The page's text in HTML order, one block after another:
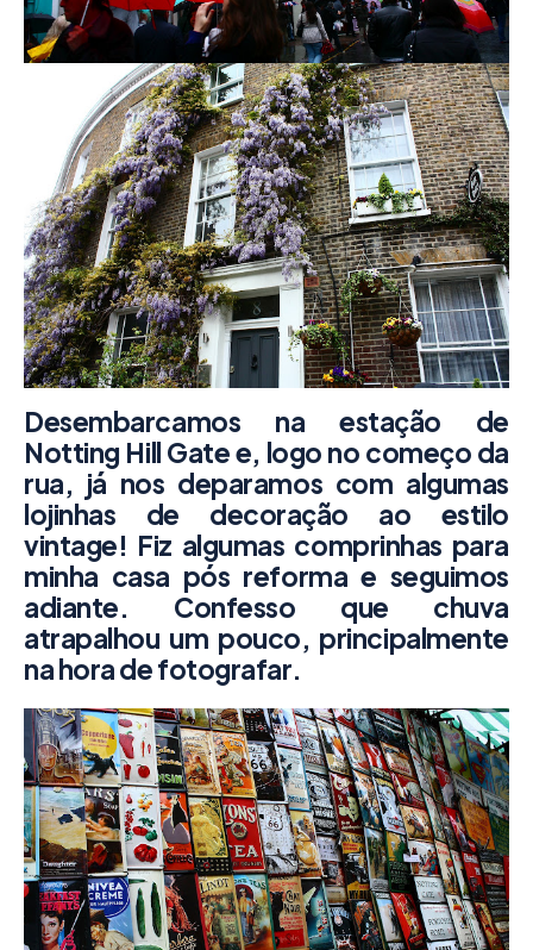
Desembarcamos na estação de
Notting Hill Gate e, logo no começo da
rua, já nos deparamos com algumas
lojinhas de decoração ao estilo
vintage! Fiz algumas comprinhas para
minha casa pós reforma e seguimos
adiante. Confesso que chuva
atrapalhou um pouco, principalmente
na hora de fotografar.